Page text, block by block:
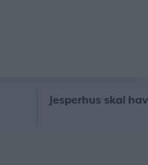
Jesperhus skal have ny